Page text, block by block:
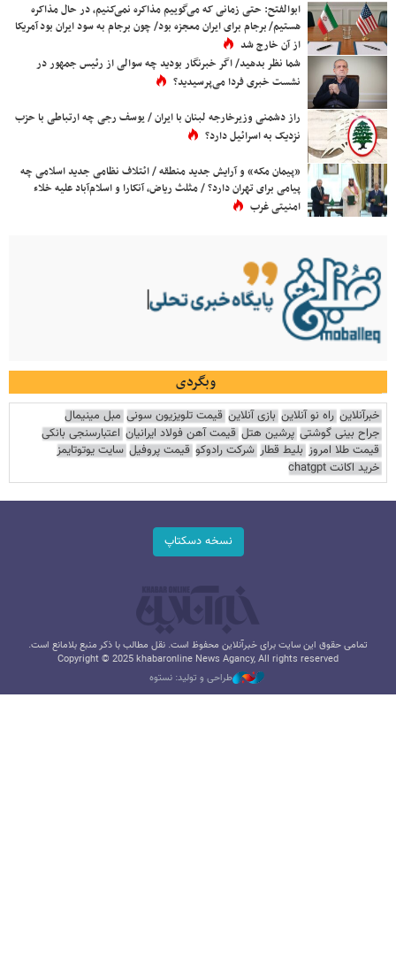
ابوالفتح: حتی زمانی که می‌گوییم مذاکره نمی‌کنیم، در حال مذاکره
هستیم/ برجام برای ایران معجزه بود/ چون برجام به سود ایران بود آمریکا
از آن خارج شد
شما نظر بدهید/ اگر خبرنگار بودید چه سوالی از رئیس جمهور در
نشست خبری فردا می‌پرسیدید؟
راز دشمنی وزیرخارجه لبنان با ایران / یوسف رجی چه ارتباطی با حزب
نزدیک به اسرائیل دارد؟
«پیمان مکه» و آرایش جدید منطقه / ائتلاف نظامی جدید اسلامی چه
پیامی برای تهران دارد؟ / مثلث ریاض، آنکارا و اسلام‌آباد علیه خلاء
امنیتی غرب
وبگردی
خبرآنلاین راه نو آنلاین بازی آنلاین قیمت تلویزیون سونی مبل مینیمال
جراح بینی گوشتی پرشین هتل قیمت آهن فولاد ایرانیان اعتبارسنجی بانکی
قیمت طلا امروز بلیط قطار شرکت رادوکو قیمت پروفیل سایت یوتوتایمز
خرید اکانت chatgpt
نسخه دسکتاپ
تمامی حقوق این سایت برای خبرآنلاین محفوظ است. نقل مطالب با ذکر منبع بلامانع است.
Copyright © 2025 khabaronline News Agancy, All rights reserved
طراحی و تولید: نستوه